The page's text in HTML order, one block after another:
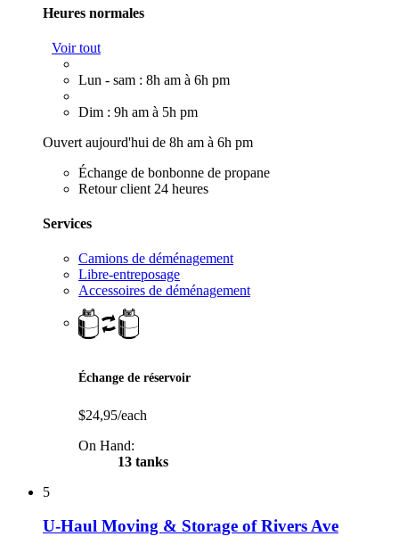
Heures normales
Voir tout
Lun - sam : 8h am à 6h pm
Dim : 9h am à 5h pm
Ouvert aujourd'hui de 8h am à 6h pm
Échange de bonbonne de propane
Retour client 24 heures
Services
Camions de déménagement
Libre-entreposage
Accessoires de déménagement
Échange de réservoir
$24,95/each
On Hand:
13 tanks
5
U-Haul Moving & Storage of Rivers Ave